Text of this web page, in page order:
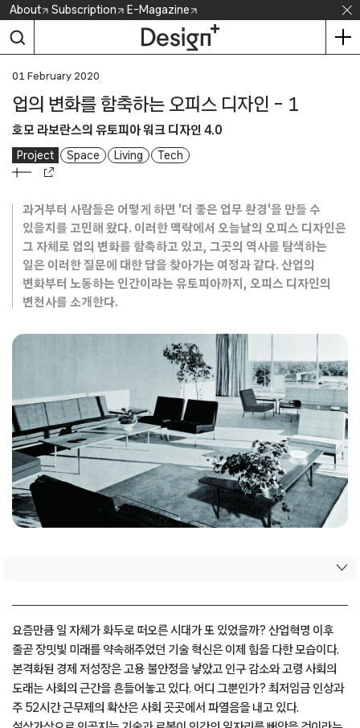
Skip
content
About Subscription E-Magazine
01 February 2020
업의 변화를 함축하는 오피스 디자인 – 1
호모 라보란스의 유토피아 워크 디자인 4.0
Project Space Living Tech
과거부터 사람들은 어떻게 하면 '더 좋은 업무 환경'을 만들 수
있을지를 고민해 왔다. 이러한 맥락에서 오늘날의 오피스 디자인은
그 자체로 업의 변화를 함축하고 있고, 그곳의 역사를 탐색하는
일은 이러한 질문에 대한 답을 찾아가는 여정과 같다. 산업의
변화부터 노동하는 인간이라는 유토피아까지, 오피스 디자인의
변천사를 소개한다.
요즘만큼 일 자체가 화두로 떠오른 시대가 또 있었을까? 산업혁명 이후
줄곧 장밋빛 미래를 약속해주었던 기술 혁신은 이제 힘을 다한 모습이다.
본격화된 경제 저성장은 고용 불안정을 낳았고 인구 감소와 고령 사회의
도래는 사회의 근간을 흔들어놓고 있다. 어디 그뿐인가? 최저임금 인상과
주 52시간 근무제의 확산은 사회 곳곳에서 파열음을 내고 있다.